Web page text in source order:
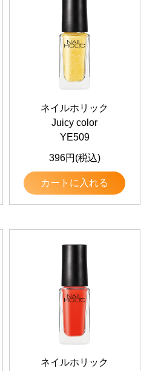
ネイルホリック
Juicy color
YE509
396円(税込)
カートに入れる
ネイルホリック